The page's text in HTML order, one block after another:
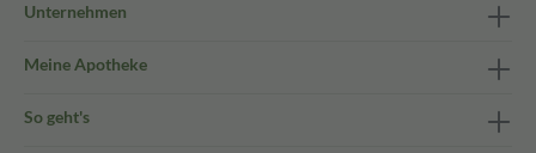
Unternehmen
Meine Apotheke
So geht's